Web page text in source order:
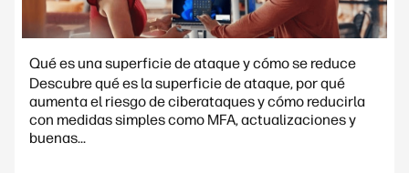
Qué es una superficie de ataque y cómo se reduce
Descubre qué es la superficie de ataque, por qué
aumenta el riesgo de ciberataques y cómo reducirla
con medidas simples como MFA, actualizaciones y
buenas...